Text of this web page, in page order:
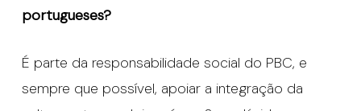
portugueses?
É parte da responsabilidade social do PBC, e
sempre que possível, apoiar a integração da